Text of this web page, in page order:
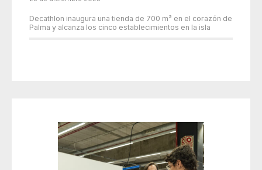
Decathlon inaugura una tienda de 700 m² en el corazón de
Palma y alcanza los cinco establecimientos en la isla